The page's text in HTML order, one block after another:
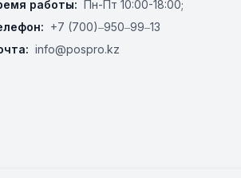
работы: Пн-Пт 10:00-18:00;
+7 (700)‒950‒99‒13
info@pospro.kz